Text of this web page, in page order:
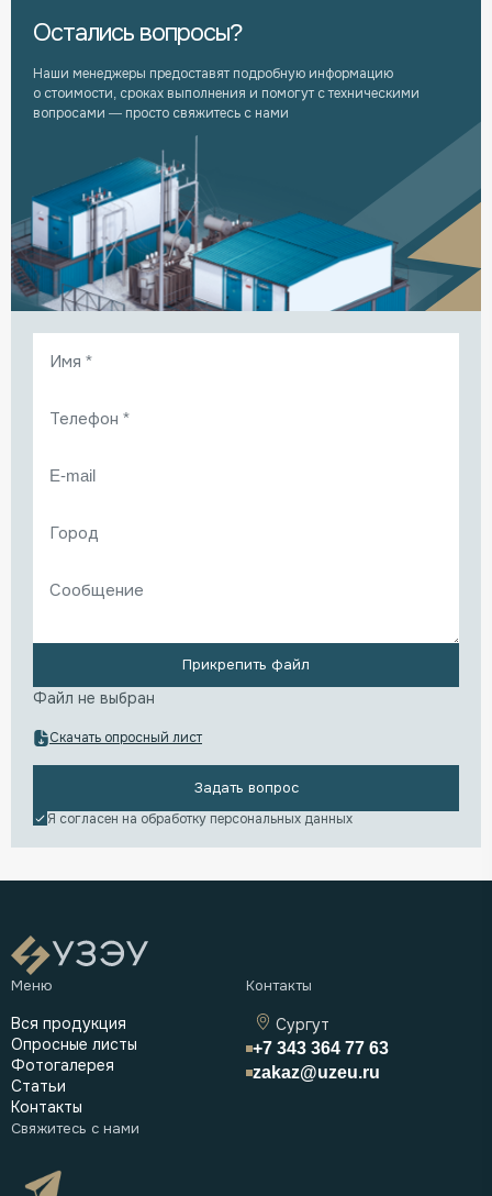
Остались вопросы?
Наши менеджеры предоставят подробную информацию
о стоимости, сроках выполнения и помогут с техническими
вопросами — просто свяжитесь с нами
Прикрепить файл
Файл не выбран
Скачать опросный лист
Задать вопрос
Я согласен на обработку персональных данных
Сургут
+7 343 364 77 63
zakaz@uzeu.ru
Вся продукция
Опросные листы
Фотогалерея
Статьи
Контакты